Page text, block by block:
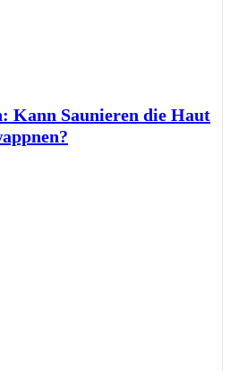
Kann Saunieren die Haut